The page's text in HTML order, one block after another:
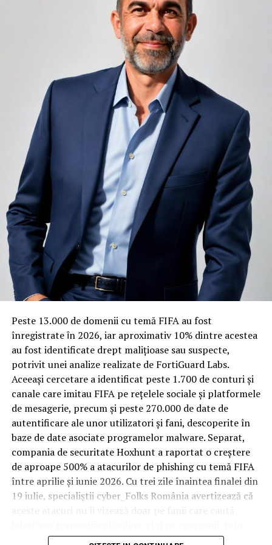
infinit de groși din motive practice și economice.
Zgomotul pașilor din camera de sus sau din coridorul
adiacent rămâne una dintre cele mai frecvente
nemulțumiri semnalate de oaspeți în recenziile online,
chiar și la unități altfel apreciate pentru servicii și
locație. De multe ori, oaspeții nu identifică pardoseala
drept sursa reală a problemei, ci descriu simplu senzația
de spațiu zgomotos sau agitat.
Pardoseala joacă un rol important în absorbția acestor
sunete, mai ales în zonele de trecere frecventă dintre
cameră și baie sau dintre pat și fereastră. Un material cu
proprietăți fonoabsorbante bune reduce transmiterea
zgomotului către camerele vecine și către etajele
inferioare, un aspect esențial mai ales în clădirile mai
vechi, cu structuri care nu au fost proiectate inițial
pentru izolare fonică performantă.
Rotația rapidă a oaspeților cere
materiale rezistente
Spre diferență de o locuință obișnuită, o cameră de hotel
trece printr-un ciclu de utilizare intensă: oaspeți diferiți,
bagaje trase pe roți, curățenie zilnică, uneori mai multe
rezervări consecutive în aceeași săptămână. Această
frecvență ridicată de utilizare pune presiune reală pe
orice suprafață, iar pardoseala este printre primele
elemente afectate vizibil, mai ales în zona din jurul
patului și a ușii de acces.
În etapa de renovare sau construcție, administratorii
care iau în calcul mocheta trafic intens
pentru zonele
cu rotație mare reduc riscul de uzură prematură și de
decolorare vizibilă în punctele de trecere frecventă. Este
o decizie care ține mai puțin de stil și mai mult de
după primele sezoane de utilizare intensă.
Peste 13.000 de domenii cu temă FIFA au fost
înregistrate ȋn 2026, iar aproximativ 10% dintre acestea
au fost identificate drept malițioase sau suspecte,
potrivit unei analize realizate de FortiGuard Labs.
Aceeași cercetare a identificat peste 1.700 de conturi și
canale care imitau FIFA pe rețelele sociale și platformele
de mesagerie, precum și peste 270.000 de date de
autentificare ale unor utilizatori și fani, descoperite în
baze de date asociate programelor malware. Separat,
compania de securitate Hoxhunt a raportat o creștere
de aproape 500% a atacurilor de phishing cu temă FIFA
între aprilie și iunie 2026. Cu trei zile înaintea finalei din
19 iulie, specialiștii cyber_Folks România avertizează că
conturile, dispozitivele și infrastructura digitală